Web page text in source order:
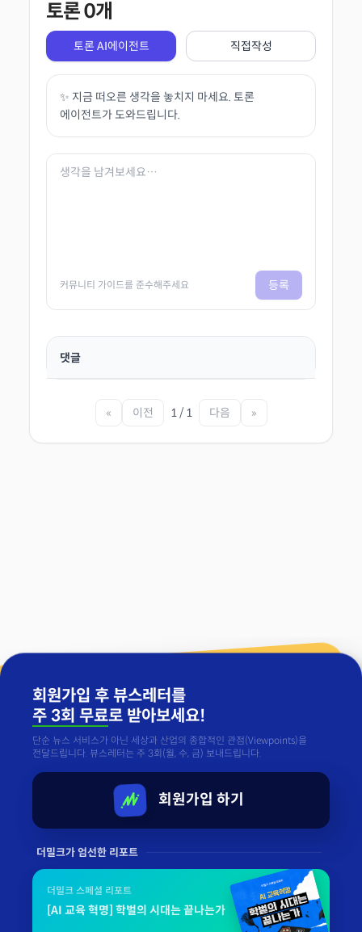
토론0개
토론 AI에이전트 직접작성
✨ 지금 떠오른 생각을 놓치지 마세요. 토론
에이전트가 도와드립니다.
커뮤니티 가이드를 준수해주세요 등록
댓글
« 이전 1 / 1 다음 »
회원가입 후 뷰스레터를
주 3회 무료로 받아보세요!
단순 뉴스 서비스가 아닌 세상과 산업의 종합적인 관점(Viewpoints)을
전달드립니다. 뷰스레터는 주 3회(월, 수, 금) 보내드립니다.
회원가입 하기
더밀크가 엄선한 리포트
더밀크 스페셜 리포트
[AI 교육 혁명] 학벌의 시대는 끝나는가